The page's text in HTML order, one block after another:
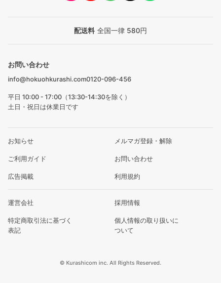
配送料 全国一律 580円
お問い合わせ
info@hokuohkurashi.com0120-096-456
平日 10:00 - 17:00（13:30-14:30を除く）
土日・祝日は休業日です
お知らせ メルマガ登録・解除
ご利用ガイド お問い合わせ
広告掲載 利用規約
運営会社 採用情報
特定商取引法に基づく
表記
個人情報の取り扱いに
ついて
© Kurashicom inc. All Rights Reserved.